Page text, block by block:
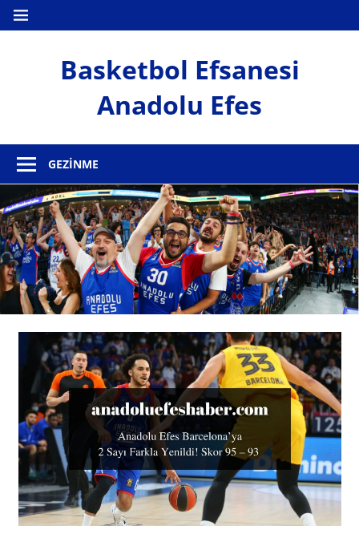
İçeriğe
geç MENÜ
Basketbol Efsanesi
Anadolu Efes
Efes
Sitesi
GEZINME